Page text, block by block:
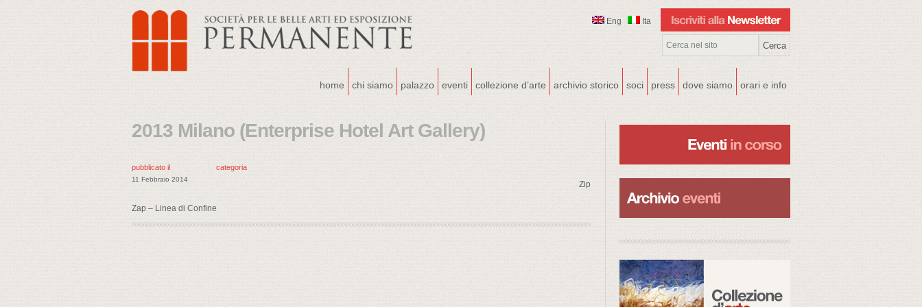
Eng Ita
home chi siamo palazzo eventi collezione d’arte archivio storico soci press dove siamo orari e info
2013 Milano (Enterprise Hotel Art Gallery)
pubblicato il
11 Febbraio 2014
categoria
Zip
Zap – Linea di Confine